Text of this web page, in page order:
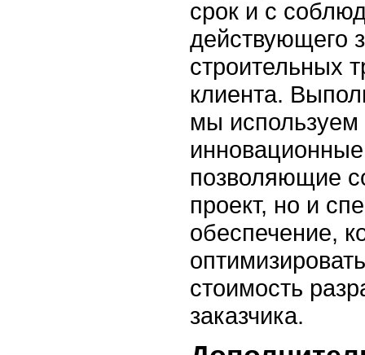
срок и с
действующего
строительных
клиента.
мы используем
позволяющие
проект, но и
обеспечение,
стоимость
заказчика.